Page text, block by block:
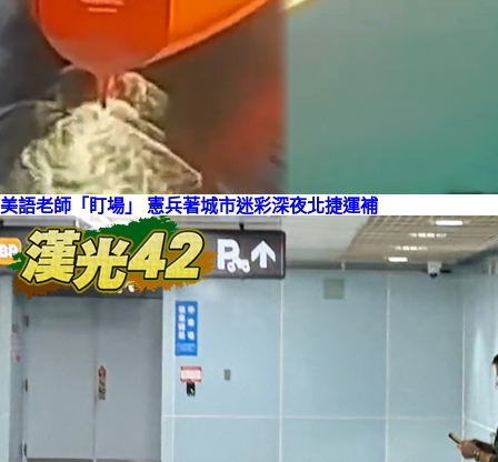
美語老師 「盯場」 憲兵著城市迷彩深夜北捷運補